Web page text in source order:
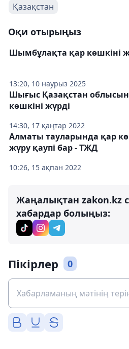
Қазақстан
Оқи отырыңыз
13:20, 10 наурыз 2025
Шымбұлақта қар көшкіні
14:30, 17 қаңтар 2022
Шығыс Қазақстан
көшкіні жүрді
10:26, 15 ақпан 2022
Алматы тауларында қар
жүру қаупі бар - ТЖД
Жаңалықтан zakon.kz
хабардар болыңыз:
Пікірлер 0